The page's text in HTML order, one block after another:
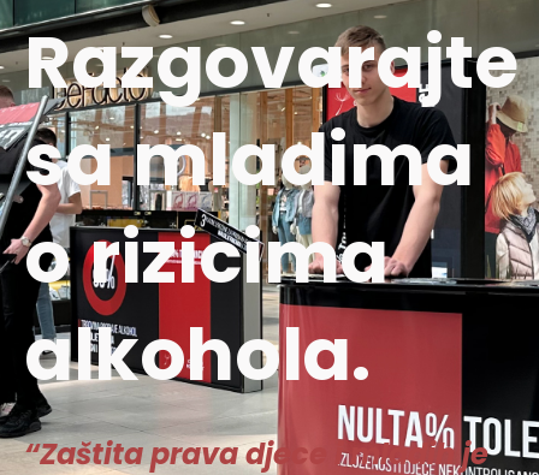
Razgovarajte
sa mladima
o rizicima
alkohola.
“Zaštita prava djece i mladih je